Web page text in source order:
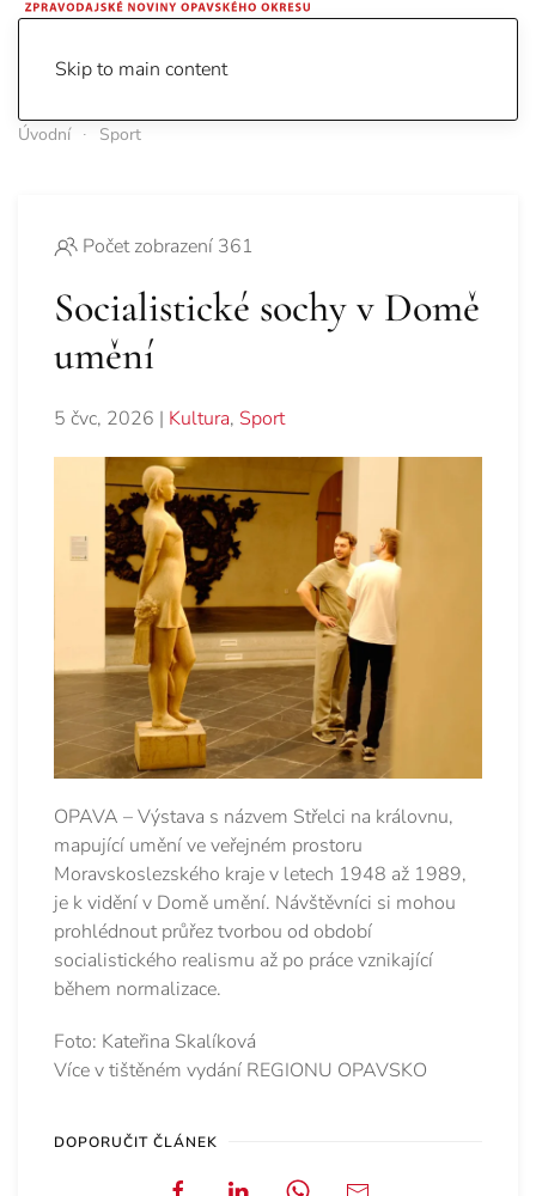
Skip to main content
Úvodní Sport
Počet zobrazení 361
Socialistické sochy v Domě
umění
5 čvc, 2026 | Kultura, Sport
OPAVA – Výstava s názvem Střelci na královnu,
mapující umění ve veřejném prostoru
Moravskoslezského kraje v letech 1948 až 1989,
je k vidění v Domě umění. Návštěvníci si mohou
prohlédnout průřez tvorbou od období
socialistického realismu až po práce vznikající
během normalizace.
Foto: Kateřina Skalíková
Více v tištěném vydání REGIONU OPAVSKO
DOPORUČIT ČLÁNEK